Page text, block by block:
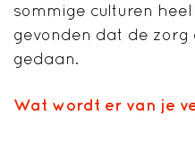
sommige culturen
gevonden dat de
gedaan.
Wat wordt er van je